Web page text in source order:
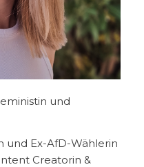
und
und Ex-AfD-Wählerin
Creatorin &